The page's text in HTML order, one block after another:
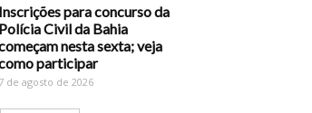
Inscrições para concurso da
Polícia Civil da Bahia
nesta sexta; veja
participar
7 de agosto de 2026